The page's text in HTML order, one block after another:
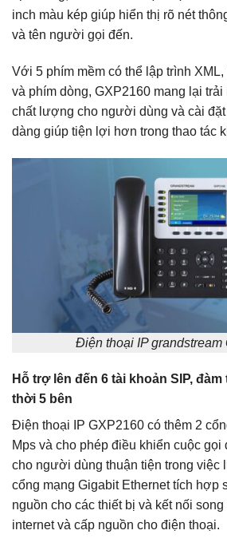
inch màu kép giúp hiển thị rõ nét
và tên người gọi đến.
Với 5 phím mềm có thể lập trình
và phím dòng, GXP2160 mang lại
chất lượng cho người dùng và cài đặt
dàng giúp tiện lợi hơn trong thao tác
Điện thoại IP grandstream
Hỗ trợ lên đến 6 tài khoản SIP,
thời 5 bên
Điện thoại IP GXP2160 có thêm 2
Mps và cho phép điều khiển cuộc gọi
cho người dùng thuận tiện trong việc
cổng mạng Gigabit Ethernet tích hợp
nguồn cho các thiết bị và kết nối
internet và cấp nguồn cho điện thoại.